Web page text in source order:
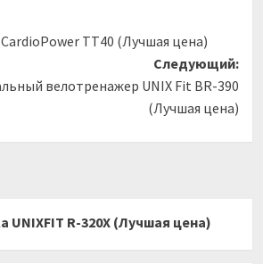
TT40 (Лучшая цена)
Следующий:
велотренажер UNIX Fit BR-390
(Лучшая цена)
UNIXFIT R-320X (Лучшая цена)